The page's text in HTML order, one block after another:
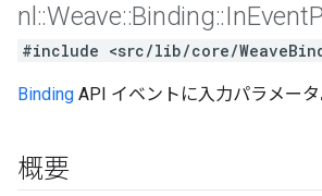
nl ::Weave::Binding::InEvent
#include <src/lib/core/
Binding API イベントに入力パラメータ
概要